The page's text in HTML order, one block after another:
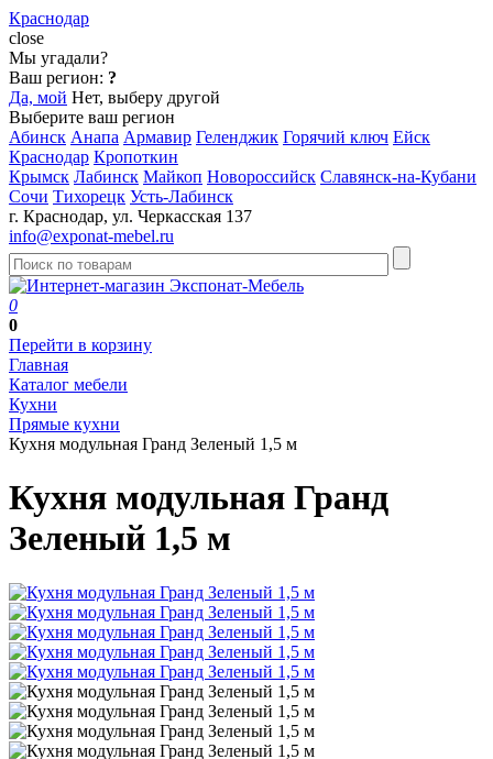
Краснодар
close
Мы угадали?
Ваш регион: ?
Да, мой Нет, выберу другой
Выберите ваш регион
Абинск Анапа Армавир Геленджик Горячий ключ Ейск
Краснодар Кропоткин
Крымск Лабинск Майкоп Новороссийск Славянск-на-Кубани
Сочи Тихорецк Усть-Лабинск
г. Краснодар, ул. Черкасская 137
info@exponat-mebel.ru
0
0
Перейти в корзину
Главная
Каталог мебели
Кухни
Прямые кухни
Кухня модульная Гранд Зеленый 1,5 м
Кухня модульная Гранд
Зеленый 1,5 м